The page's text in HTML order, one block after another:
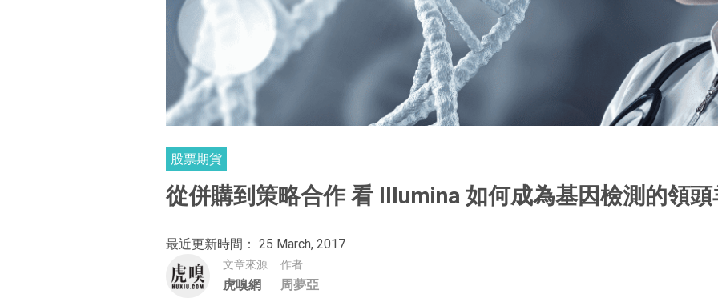
股票期貨
從併購到策略合作 看 Illumina 如何成為基因檢測的領頭
最近更新時間： 25 March, 2017
文章來源
虎嗅網
作者
周夢亞